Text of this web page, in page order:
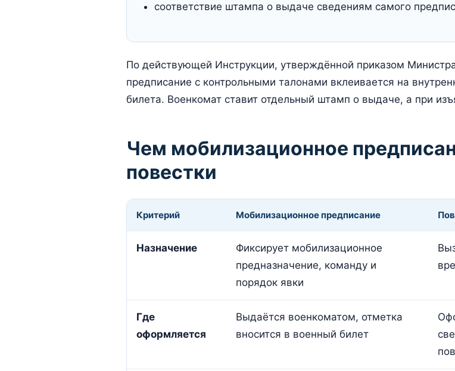
соответствие штампа о выдаче сведениям самого
По действующей Инструкции, утверждённой приказом
предписание с контрольными талонами вклеивается на
билета. Военкомат ставит отдельный штамп о выдаче, а при
Чем мобилизационное
повестки
Критерий Мобилизационное предписание
Назначение
Фиксирует мобилизационное
предназначение, команду и
порядок явки
Где
оформляется
Выдаётся военкоматом, отметка
вносится в военный билет